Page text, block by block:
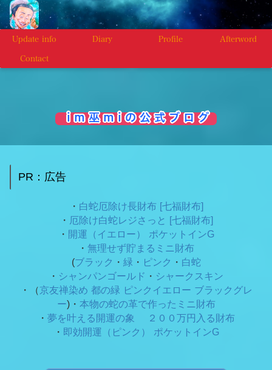
Update info Diary Profile Afterword
Contact
i m 巫 m i の 公 式 ブ ロ グ
PR：広告
・ 白蛇厄除け長財布 [七福財布]
・ 厄除け白蛇レジさっと [七福財布]
・ 開運（イエロー） ポケットインG
・ 無理せず貯まるミニ財布
(ブラック ・ 緑 ・ ピンク ・ 白蛇
・ シャンパンゴールド ・ シャークスキン
・（京友禅染め 都の緑 ピンクイエロー ブラックグレ
ー)・ 本物の蛇の革で作ったミニ財布
・ 夢を叶える開運の象 ２００万円入る財布
・ 即効開運（ピンク） ポケットインG